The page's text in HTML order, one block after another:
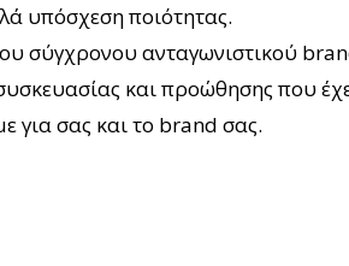
υπόσχεση ποιότητας.
σύγχρονου ανταγωνιστικού
και προώθησης που
για σας και το brand σας.